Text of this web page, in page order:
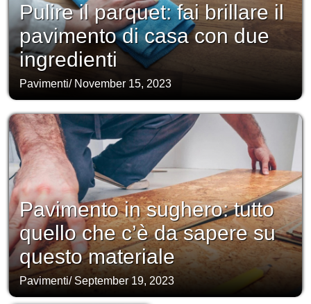
Pulire il parquet: fai brillare il
pavimento di casa con due
ingredienti
Pavimenti/ November 15, 2023
Pavimento in sughero: tutto
quello che c’è da sapere su
questo materiale
Pavimenti/September 19, 2023